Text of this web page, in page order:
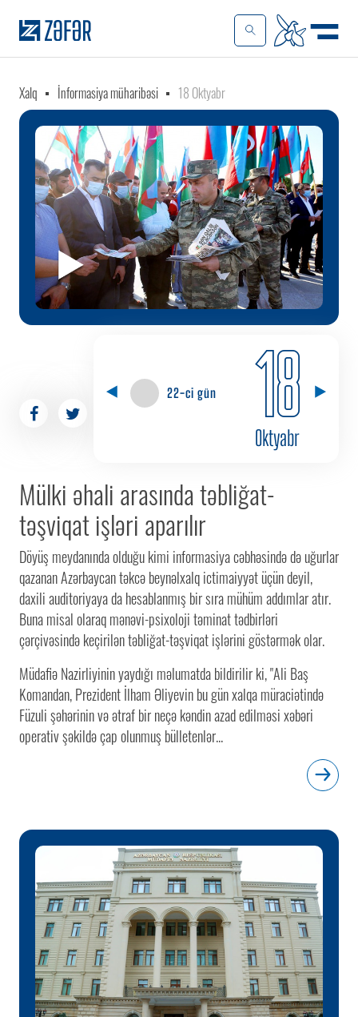
Xalq İnformasiya müharibəsi 18 Oktyabr
22-ci gün 18
Oktyabr
Mülki əhali arasında təbliğat-
təşviqat işləri aparılır
Döyüş meydanında olduğu kimi informasiya cəbhəsində də uğurlar
qazanan Azərbaycan təkcə beynəlxalq ictimaiyyət üçün deyil,
daxili auditoriyaya da hesablanmış bir sıra mühüm addımlar atır.
Buna misal olaraq mənəvi-psixoloji təminat tədbirləri
çərçivəsində keçirilən təbliğat-təşviqat işlərini göstərmək olar.
Müdafiə Nazirliyinin yaydığı məlumatda bildirilir ki, "Ali Baş
Komandan, Prezident İlham Əliyevin bu gün xalqa müraciətində
Füzuli şəhərinin və ətraf bir neçə kəndin azad edilməsi xəbəri
operativ şəkildə çap olunmuş bülletenlər...